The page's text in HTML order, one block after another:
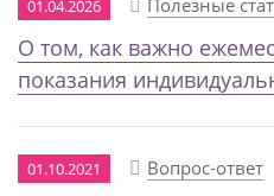
01.04.2026 Полезные
О том, как важно
показания
01.10.2021 Вопрос-ответ